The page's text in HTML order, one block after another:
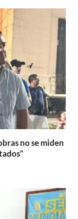
no se miden